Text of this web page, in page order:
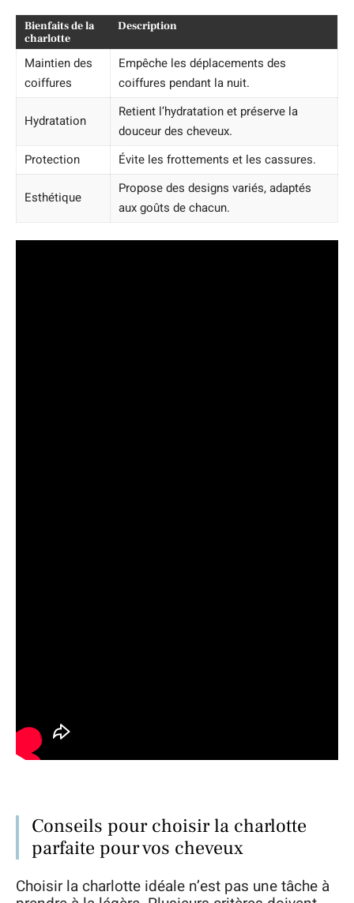
Bienfaits de la
charlotte
Description
Maintien des
coiffures
Empêche les déplacements des
coiffures pendant la nuit.
Hydratation
Retient l’hydratation et préserve la
douceur des cheveux.
Protection
Évite les frottements et les cassures.
Esthétique
Propose des designs variés, adaptés
aux goûts de chacun.
Conseils pour choisir la charlotte
parfaite pour vos cheveux
Choisir la charlotte idéale n’est pas une tâche à